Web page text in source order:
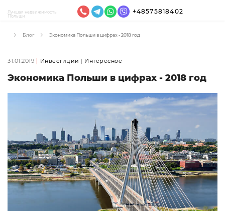
Лучшая недвижимость
Польши
+48575818402
Блог Экономика Польши в цифрах - 2018 год
31.01.2019 Инвестиции Интересное
Экономика Польши в цифрах - 2018 год